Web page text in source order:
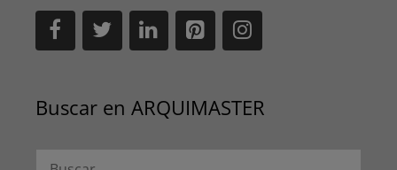
Buscar en ARQUIMASTER